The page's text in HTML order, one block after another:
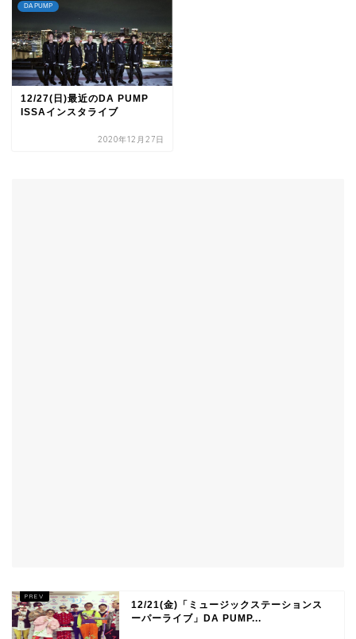
DA PUMP
12/27(日)最近のDA PUMP
ISSAインスタライブ
2020年12月27日
12/21(金)「ミュージックステーションス
ーパーライブ」DA PUMP...